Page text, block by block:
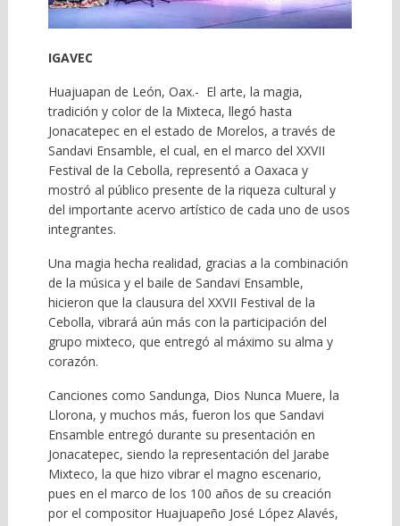
IGAVEC
Huajuapan de León, Oax.- El arte, la magia,
tradición y color de la Mixteca, llegó hasta
Jonacatepec en el estado de Morelos, a través de
Sandavi Ensamble, el cual, en el marco del XXVII
Festival de la Cebolla, representó a Oaxaca y
mostró al público presente de la riqueza cultural y
del importante acervo artístico de cada uno de usos
integrantes.
Una magia hecha realidad, gracias a la combinación
de la música y el baile de Sandavi Ensamble,
hicieron que la clausura del XXVII Festival de la
Cebolla, vibrará aún más con la participación del
grupo mixteco, que entregó al máximo su alma y
corazón.
Canciones como Sandunga, Dios Nunca Muere, la
Llorona, y muchos más, fueron los que Sandavi
Ensamble entregó durante su presentación en
Jonacatepec, siendo la representación del Jarabe
Mixteco, la que hizo vibrar el magno escenario,
pues en el marco de los 100 años de su creación
por el compositor Huajuapeño José López Alavés,